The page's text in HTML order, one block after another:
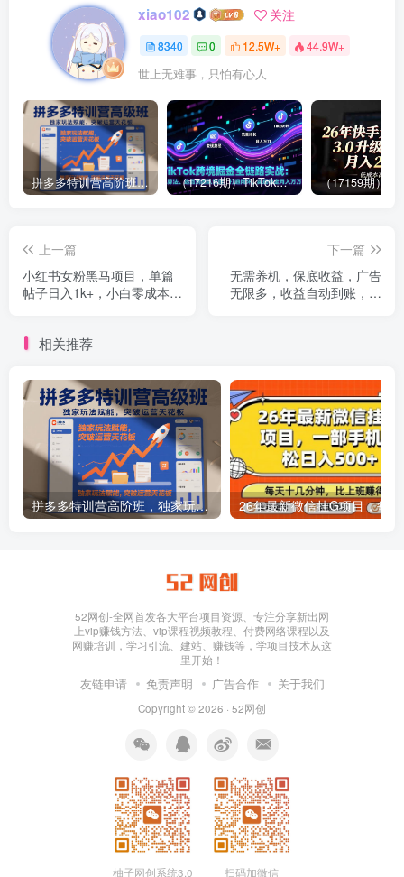
xiao102 关注
8340 0 12.5W+ 44.9W+
世上无难事，只怕有心人
拼多多特训营高阶班，独家玩法赋能，突破运营天花板（更新26年1月） （17216期）TikTok跨境掘金全链路实战：从算法、选品到团队管理，打通闭环，实现稳定月入万刀
上一篇
小红书女粉黑马项目，单篇
帖子日入1k+，小白零成本上
下一篇
无需养机，保底收益，广告
无限多，收益自动到账，多
相关推荐
拼多多特训营高阶班，独家玩法赋能，突破运营天花板（更新26年1月）
52网创-全网首发各大平台项目资源、专注分享新出网
上vip赚钱方法、vip课程视频教程、付费网络课程以及
网赚培训，学习引流、建站、赚钱等，学项目技术从这
里开始！
友链申请 免责声明 广告合作 关于我们
Copyright © 2026 · 52网创
柚子网创系统3.0 扫码加微信